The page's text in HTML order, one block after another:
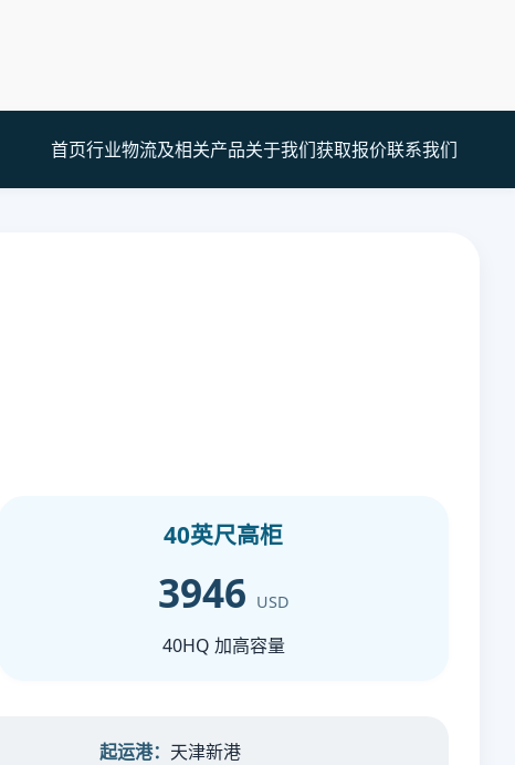
首页行业物流及相关产品关于我们获取报价联系我们
40英尺高柜
3946 USD
40HQ 加高容量
起运港： 天津新港